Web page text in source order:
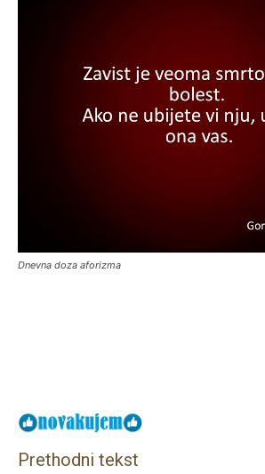
Dnevna doza aforizma
Prethodni tekst